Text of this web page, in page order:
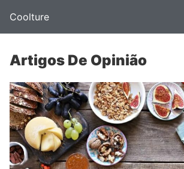
Coolture
Artigos De Opinião